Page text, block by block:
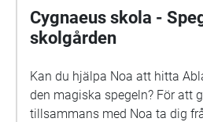
spännande stund på din
Cygnaeus skola -
skolgården
Kan du hjälpa Noa att hitta
den magiska spegeln? För att
tillsammans med Noa ta dig